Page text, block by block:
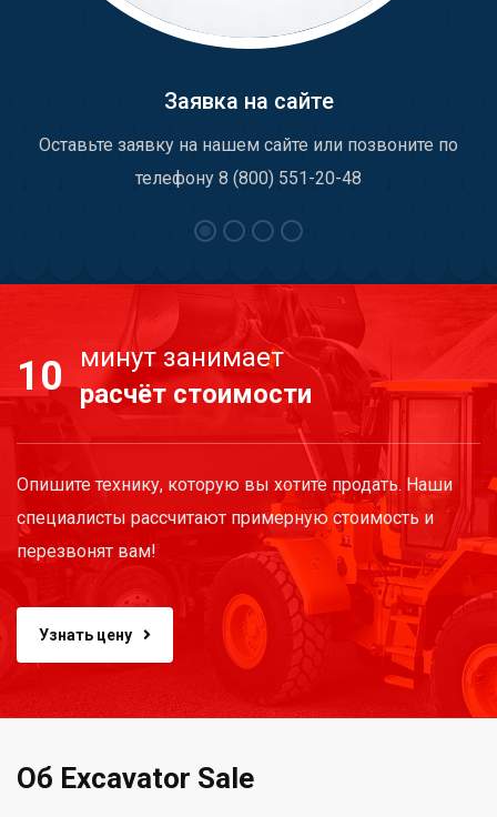
Заявка на сайте
Оставьте заявку на нашем сайте или позвоните по
телефону 8 (800) 551-20-48
10
минут занимает
расчёт стоимости
Опишите технику, которую вы хотите продать. Наши
специалисты рассчитают примерную стоимость и
перезвонят вам!
Узнать цену
Об Excavator Sale